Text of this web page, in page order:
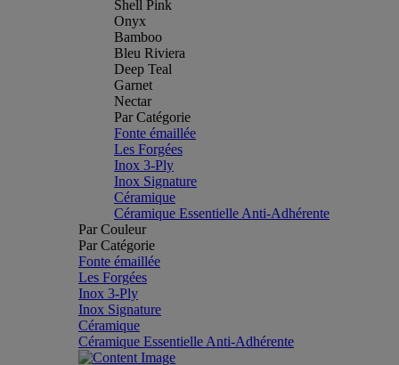
Shell Pink
Onyx
Bamboo
Bleu Riviera
Deep Teal
Garnet
Nectar
Par Catégorie
Fonte émaillée
Les Forgées
Inox 3-Ply
Inox Signature
Céramique
Céramique Essentielle Anti-Adhérente
Par Couleur
Par Catégorie
Fonte émaillée
Les Forgées
Inox 3-Ply
Inox Signature
Céramique
Céramique Essentielle Anti-Adhérente